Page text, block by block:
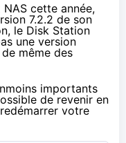
cette année,
7.2.2 de son
le Disk Station
une version
même des
importants
de revenir en
votre